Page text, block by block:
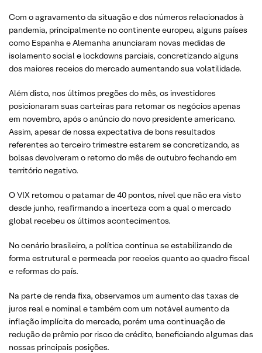
Com o agravamento da situação e dos números relacionados à
pandemia, principalmente no continente europeu, alguns países
como Espanha e Alemanha anunciaram novas medidas de
isolamento social e lockdowns parciais, concretizando alguns
dos maiores receios do mercado aumentando sua volatilidade.
Além disto, nos últimos pregões do mês, os investidores
posicionaram suas carteiras para retomar os negócios apenas
em novembro, após o anúncio do novo presidente americano.
Assim, apesar de nossa expectativa de bons resultados
referentes ao terceiro trimestre estarem se concretizando, as
bolsas devolveram o retorno do mês de outubro fechando em
território negativo.
O VIX retomou o patamar de 40 pontos, nível que não era visto
desde junho, reafirmando a incerteza com a qual o mercado
global recebeu os últimos acontecimentos.
No cenário brasileiro, a política continua se estabilizando de
forma estrutural e permeada por receios quanto ao quadro fiscal
e reformas do país.
Na parte de renda fixa, observamos um aumento das taxas de
juros real e nominal e também com um notável aumento da
inflação implícita do mercado, porém uma continuação de
redução de prêmio por risco de crédito, beneficiando algumas das
nossas principais posições.